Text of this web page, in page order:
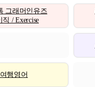
그래머인유즈
직 / Exercise
여행영어